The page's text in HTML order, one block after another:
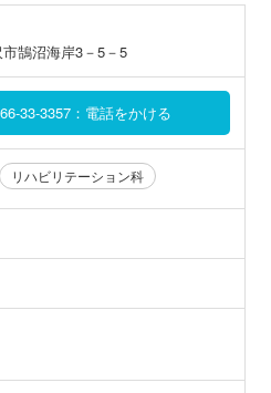
鵠沼海岸3－5－5
33-3357：電話をかける
リハビリテーション科